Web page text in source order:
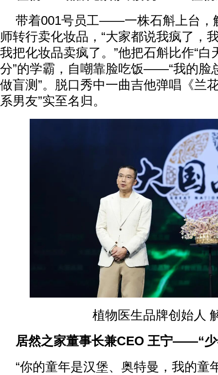
带着001号员工——一株石斛上台，
师转行卖化妆品，“大家都说我疯了，
我把化妆品卖疯了。”他把石斛比作“白
分”的学霸，自嘲靠脸吃饭——“我的脸
做盲测”。脱口秀中一曲吉他弹唱《兰
系男友”实至名归。
植物医生品牌创始人
居然之家董事长兼CEO 王宁——“
“你的童年是汉堡、奥特曼，我的童